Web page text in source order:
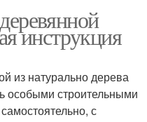
инструкция
из натурально дерева
особыми строительными
с